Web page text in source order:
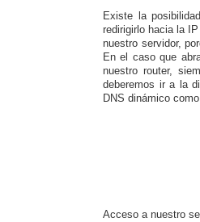
Existe la
redirigirlo hacia la
nuestro servidor,
En el caso que
nuestro router,
deberemos ir a la
DNS dinámico
Acceso a nuestro